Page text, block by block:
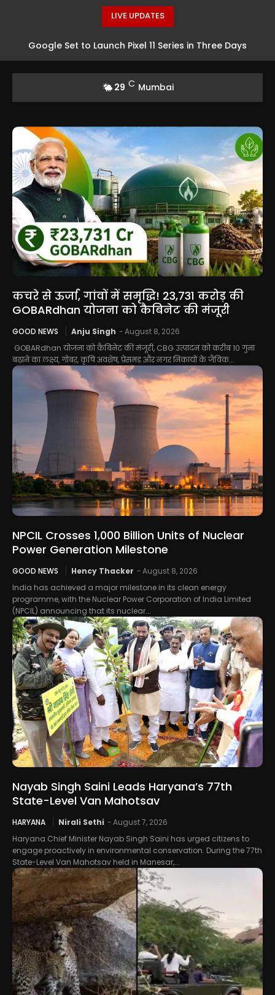
LIVE UPDATES
Google Set to Launch Pixel 11 Series in Three Days
29 C Mumbai
कचरे से ऊर्जा, गांवों में समृद्धि! 23,731 करोड़ की
GOBARdhan योजना को कैबिनेट की मंजूरी
GOOD NEWS Anju Singh -August 8, 2026
GOBARdhan योजना को कैबिनेट की मंजूरी, CBG उत्पादन को करीब 10 गुना
बढ़ाने का लक्ष्य, गोबर, कृषि अवशेष, प्रेसमड और नगर निकायों के जैविक...
NPCIL Crosses 1,000 Billion Units of Nuclear
Power Generation Milestone
GOOD NEWS Hency Thacker -August 8, 2026
India has achieved a major milestone in its clean energy
programme, with the Nuclear Power Corporation of India Limited
(NPCIL) announcing that its nuclear...
Nayab Singh Saini Leads Haryana’s 77th
State-Level Van Mahotsav
HARYANA Nirali Sethi -August 7, 2026
Haryana Chief Minister Nayab Singh Saini has urged citizens to
engage proactively in environmental conservation. During the 77th
State-Level Van Mahotsav held in Manesar,...